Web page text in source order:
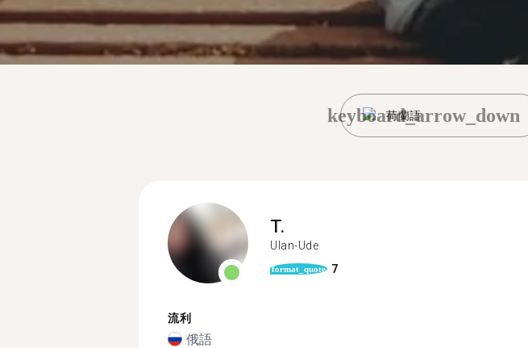
荷蘭語
keyboard_arrow_down
T.
Ulan-Ude
format_quote 7
流利
俄語